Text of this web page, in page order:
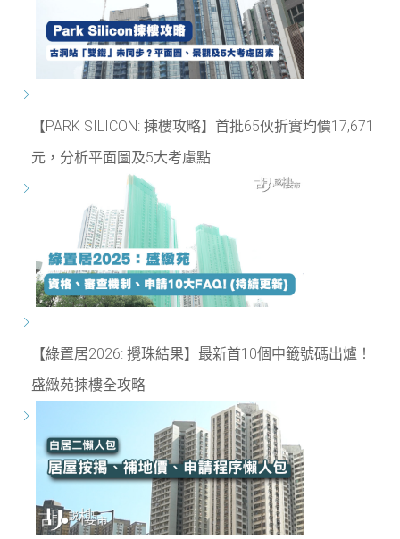
【PARK SILICON: 揀樓攻略】首批65伙折實均價17,671
元，分析平面圖及5大考慮點!
【綠置居2026: 攪珠結果】最新首10個中籤號碼出爐！
盛緻苑揀樓全攻略